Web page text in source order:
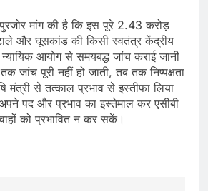
मांग की है कि इस पूरे 2.43 करोड़
और घूसकांड की किसी स्वतंत्र केंद्रीय
आयोग से समयबद्ध जांच कराई जानी
जांच पूरी नहीं हो जाती, तब तक निष्पक्षता
मंत्री से तत्काल प्रभाव से इस्तीफा लिया
अपने पद और प्रभाव का इस्तेमाल कर एसीबी
को प्रभावित न कर सकें।